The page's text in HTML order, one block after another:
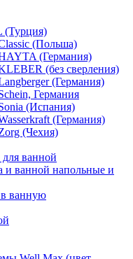
(Турция)
(Польша)
(Германия)
(без сверления)
(Германия)
Германия
(Испания)
(Германия)
(Чехия)
ванной
и ванной напольные и
ванную